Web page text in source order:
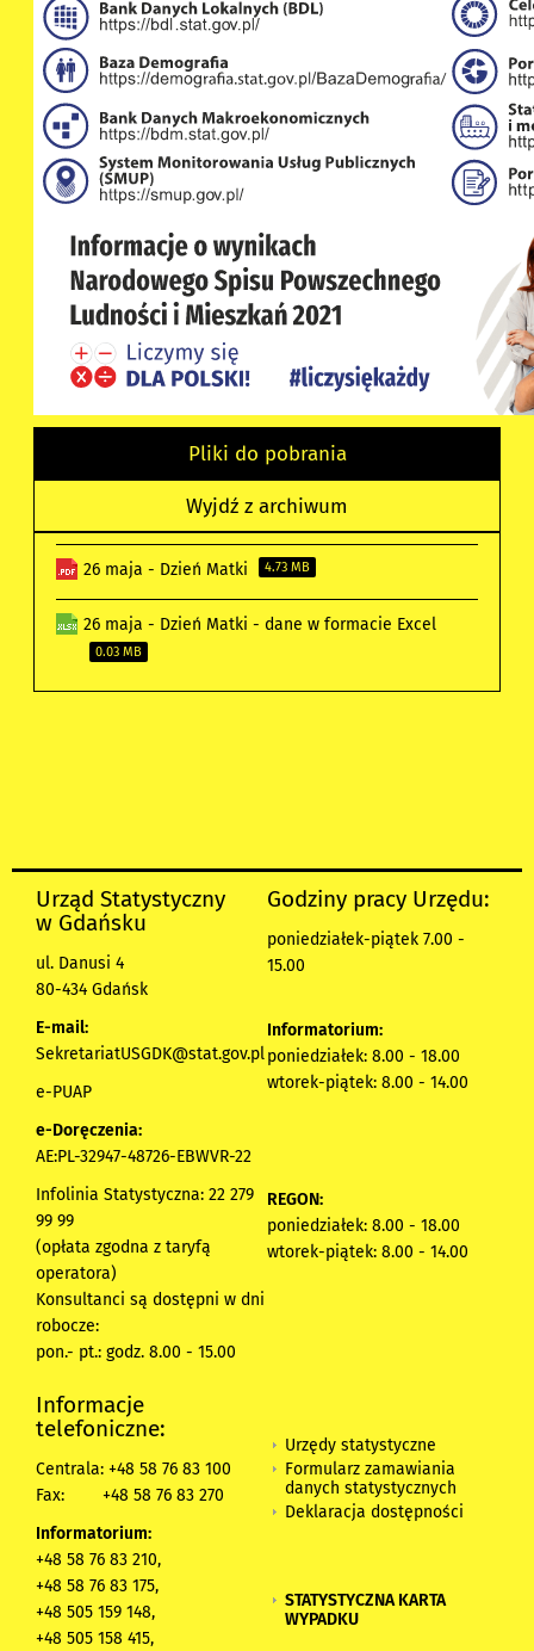
Pliki do pobrania
Wyjdź z archiwum
26 maja - Dzień Matki 4.73 MB
26 maja - Dzień Matki - dane w formacie Excel
0.03 MB
Urząd Statystyczny
w Gdańsku
ul. Danusi 4
80-434 Gdańsk
E-mail:
SekretariatUSGDK@stat.gov.pl
e-PUAP
e-Doręczenia:
AE:PL-32947-48726-EBWVR-22
Infolinia Statystyczna: 22 279
99 99
(opłata zgodna z taryfą
operatora)
Konsultanci są dostępni w dni
robocze:
pon.- pt.: godz. 8.00 - 15.00
Godziny pracy Urzędu:
poniedziałek-piątek 7.00 -
15.00
Informatorium:
poniedziałek: 8.00 - 18.00
wtorek-piątek: 8.00 - 14.00
REGON:
poniedziałek: 8.00 - 18.00
wtorek-piątek: 8.00 - 14.00
Informacje
telefoniczne:
Centrala: +48 58 76 83 100
Fax:
+48 58 76 83 270
Informatorium:
+48 58 76 83 210,
+48 58 76 83 175,
+48 505 159 148,
+48 505 158 415,
Urzędy statystyczne
Formularz zamawiania
danych statystycznych
Deklaracja dostępności
STATYSTYCZNA KARTA
WYPADKU